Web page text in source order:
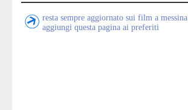
resta sempre aggiornato sui film a messina
aggiungi questa pagina ai preferiti